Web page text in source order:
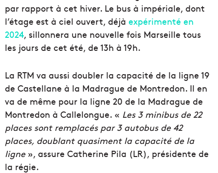
par rapport à cet hiver. Le bus à impériale, dont
l’étage est à ciel ouvert, déjà expérimenté en
2024, sillonnera une nouvelle fois Marseille tous
les jours de cet été, de 13h à 19h.
La RTM va aussi doubler la capacité de la ligne 19
de Castellane à la Madrague de Montredon. Il en
va de même pour la ligne 20 de la Madrague de
Montredon à Callelongue. « Les 3 minibus de 22
places sont remplacés par 3 autobus de 42
places, doublant quasiment la capacité de la
ligne», assure Catherine Pila (LR), présidente de
la régie.